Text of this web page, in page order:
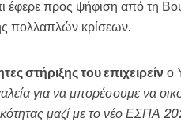
έφερε προς ψήφιση από τη
πολλαπλών κρίσεων.
στήριξης του επιχειρείν ο
για να μπορέσουμε να
μαζί με το νέο ΕΣΠΑ